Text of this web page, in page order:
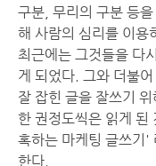
구분, 무리의 구분 등
해 사람의 심리를 이용
최근에는 그것들을 다
게 되었다. 그와 더불
잘 잡힌 글을 잘쓰기
한 권정도씩은 읽게 된
혹하는 마케팅 글쓰기'
한다.